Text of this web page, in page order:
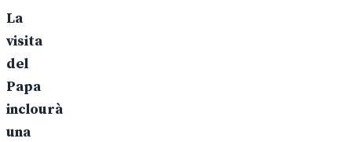
La
visita
del
Papa
inclourà
una